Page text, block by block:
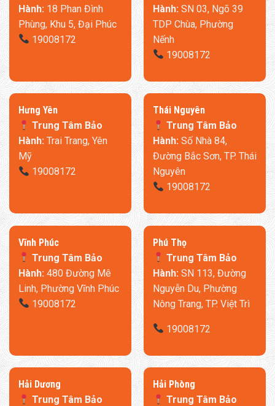
Hành: 18 Phan Đình
Phùng, Khu 5, Đại Phúc
19008172
Hành: SN 03, Ngõ 39
TDP Chùa, Phường
Nếnh
19008172
​Hưng Yên
Trung Tâm Bảo
Hành:Trai Trang, Yên
Mỹ
19008172
Thái Nguyên
Trung Tâm Bảo
Hành:Số Nhà 84,
Đường Bắc Sơn, TP. Thái
Nguyên
19008172
​Vĩnh Phúc
Trung Tâm Bảo
Hành: 480 Đường Mê
Linh, Phường Vĩnh Phúc
19008172
​Phú Thọ
Trung Tâm Bảo
Hành: SN 113, Đường
Nguyễn Du, Phường
Nông Trang, TP. Việt Trì
19008172
​Hải Dương
Trung Tâm Bảo
​Hải Phòng
Trung Tâm Bảo